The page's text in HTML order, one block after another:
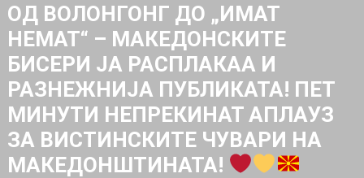
ОД ВОЛОНГОНГ ДО „ИМАТ
НЕМАТ“ – МАКЕДОНСКИТЕ
БИСЕРИ ЈА РАСПЛАКАА И
РАЗНЕЖНИЈА ПУБЛИКАТА! ПЕТ
МИНУТИ НЕПРЕКИНАТ АПЛАУЗ
ЗА ВИСТИНСКИТЕ ЧУВАРИ НА
МАКЕДОНШТИНАТА!